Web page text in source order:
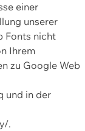
einer
unserer
Fonts nicht
Ihrem
zu Google Web
und in der
.